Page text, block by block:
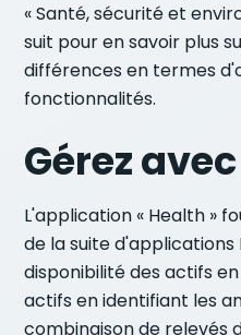
« Santé, sécurité et
suit pour en savoir plus
différences en termes
fonctionnalités.
Gérez
L'application « Health »
de la suite
disponibilité des actifs
actifs en identifiant les
combinaison de relevés